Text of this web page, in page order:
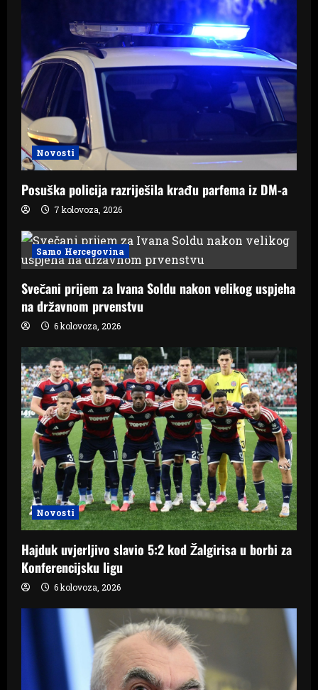
Novosti
Posuška policija razriješila krađu parfema iz DM-a
7 kolovoza, 2026
Samo Hercegovina
Svečani prijem za Ivana Soldu nakon velikog uspjeha
na državnom prvenstvu
6 kolovoza, 2026
Novosti
Hajduk uvjerljivo slavio 5:2 kod Žalgirisa u borbi za
Konferencijsku ligu
6 kolovoza, 2026